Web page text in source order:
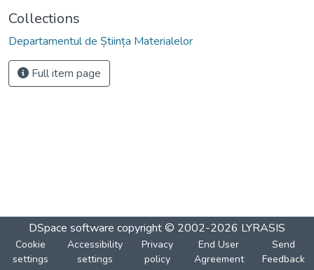
Collections
Departamentul de Știința Materialelor
Full item page
DSpace software copyright © 2002-2026 LYRASIS
Cookie
settings
Accessibility
settings
Privacy
policy
End User
Agreement
Send
Feedback